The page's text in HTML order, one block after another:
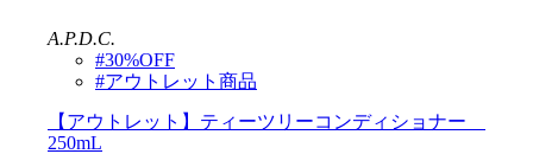
A.P.D.C.
#30%OFF
#アウトレット商品
【アウトレット】ティーツリーコンディショナー
250mL